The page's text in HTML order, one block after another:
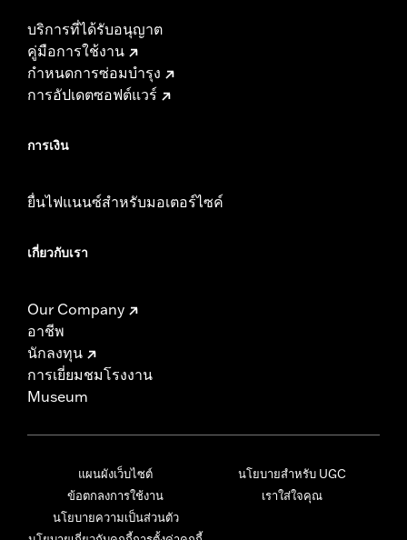
บริการที่ได้รับอนุญาต
คู่มือการใช้งาน
กำหนดการซ่อมบำรุง
การอัปเดตซอฟต์แวร์
การเงิน
ยื่นไฟแนนซ์สำหรับมอเตอร์ไซค์
เกี่ยวกับเรา
Our Company
อาชีพ
นักลงทุน
การเยี่ยมชมโรงงาน
Museum
แผนผังเว็บไซต์
ข้อตกลงการใช้งาน
นโยบายความเป็นส่วนตัว
นโยบายสำหรับ UGC
เราใส่ใจคุณ